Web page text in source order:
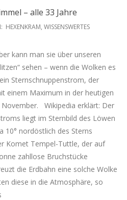
– alle 33 Jahre
HEXENKRAM, WISSENSWERTES
kann man sie über unseren
sehen – wenn die Wolken es
Sternschnuppenstrom, der
einem Maximum in der heutigen
Wikipedia erklärt: Der
liegt im Sternbild des Löwen
10° nordöstlich des Sterns
Komet Tempel-Tuttle, der auf
zahllose Bruchstücke
die Erdbahn eine solche Wolke
diese in die Atmosphäre, so